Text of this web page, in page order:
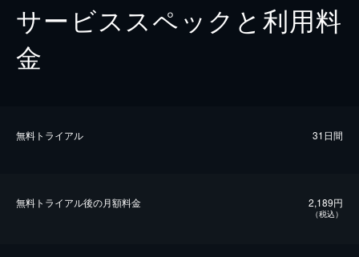
サービススペックと利用料
金
無料トライアル 31日間
無料トライアル後の⽉額料金 2,189円
（税込）